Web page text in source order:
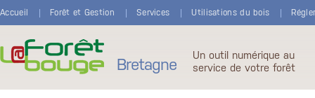
Accueil
Forêt et Gestion Services Utilisations du bois
Bretagne
Un outil numérique au
service de votre forêt